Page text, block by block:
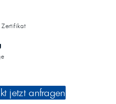
Zertifikat
jetzt anfragen